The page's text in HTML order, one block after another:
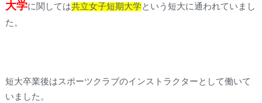
大学に関しては共立女子短期大学 という短大に通われていまし
た。
短大卒業後はスポーツクラブのインストラクターとして働いて
いました。